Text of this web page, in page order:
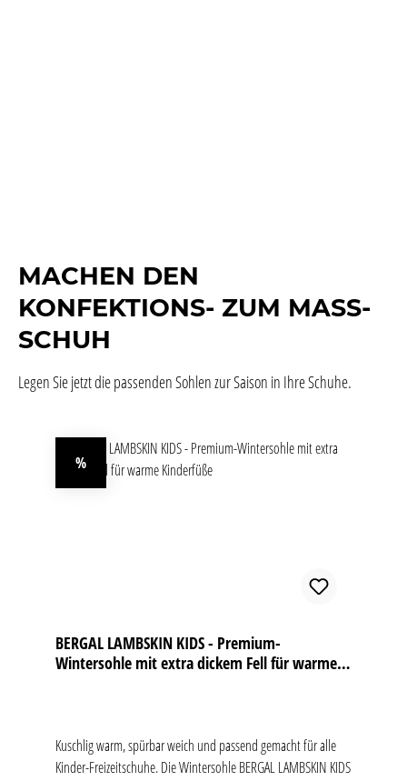
MACHEN DEN
KONFEKTIONS- ZUM MASS-
SCHUH
Legen Sie jetzt die passenden Sohlen zur Saison in Ihre Schuhe.
Produktgalerie überspringen
Rabatt
%
BERGAL LAMBSKIN KIDS - Premium-
Wintersohle mit extra dickem Fell für warme
Kuschlig warm, spürbar weich und passend gemacht für alle
Kinder-Freizeitschuhe. Die Wintersohle BERGAL LAMBSKIN KIDS